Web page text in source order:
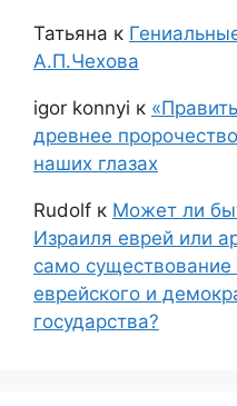
Татьяна к
А.П.Чехова
igor konnyi к
древнее
наших глазах
Rudolf к Может ли
Израиля еврей или
само существование
еврейского и
государства?